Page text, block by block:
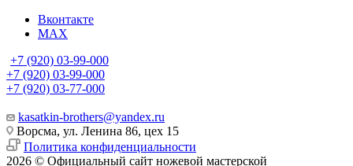
Вконтакте
MAX
+7 (920) 03-99-000
+7 (920) 03-99-000
+7 (920) 03-77-000
kasatkin-brothers@yandex.ru
Ворсма, ул. Ленина 86, цех 15
Политика конфиденциальности
2026 © Официальный сайт ножевой мастерской